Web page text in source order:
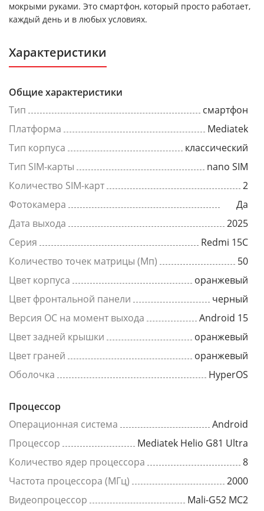
мокрыми руками. Это смартфон, который просто работает,
каждый день и в любых условиях.
Характеристики
Общие характеристики
Тип
смартфон
Платформа
Mediatek
Тип корпуса
классический
Тип SIM-карты
nano SIM
Количество SIM-карт
2
Фотокамера
Да
Дата выхода
2025
Серия
Redmi 15C
Количество точек матрицы (Мп)
50
Цвет корпуса
оранжевый
Цвет фронтальной панели
черный
Версия ОС на момент выхода
Android 15
Цвет задней крышки
оранжевый
Цвет граней
оранжевый
Оболочка
HyperOS
Процессор
Операционная система
Android
Процессор
Mediatek Helio G81 Ultra
Количество ядер процессора
8
Частота процессора (МГц)
2000
Видеопроцессор
Mali-G52 MC2